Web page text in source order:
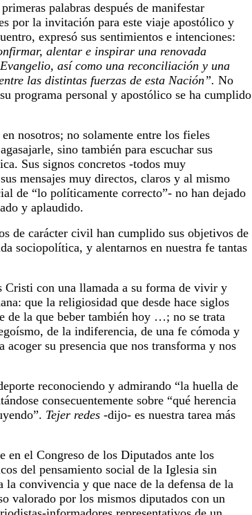
palabras después de manifestar
por la invitación para este viaje apostólico y
expresó sus sentimientos e intenciones:
alentar e inspirar una renovada
así como una reconciliación y una
las distintas fuerzas de esta Nación”. No
programa personal y apostólico se ha cumplido
nosotros; no solamente entre los fieles
sino también para escuchar sus
Sus signos concretos -todos muy
mensajes muy directos, claros y al mismo
de “lo políticamente correcto”- no han dejado
y aplaudido.
de carácter civil han cumplido sus objetivos de
sociopolítica, y alentarnos en nuestra fe tantas
Cristi con una llamada a su forma de vivir y
que la religiosidad que desde hace siglos
de la que beber también hoy …; no se trata
de la indiferencia, de una fe cómoda y
su presencia que nos transforma y nos
reconociendo y admirando “la huella de
consecuentemente sobre “qué herencia
Tejer redes -dijo- es nuestra tarea más
en el Congreso de los Diputados ante los
del pensamiento social de la Iglesia sin
convivencia y que nace de la defensa de la
valorado por los mismos diputados con un